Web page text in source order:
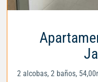
2 alcobas, 2 baños,